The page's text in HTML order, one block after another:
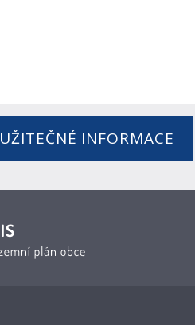
UŽITEČNÉ INFORMACE